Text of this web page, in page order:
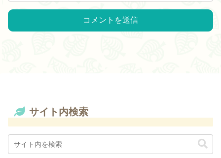
サイト内検索